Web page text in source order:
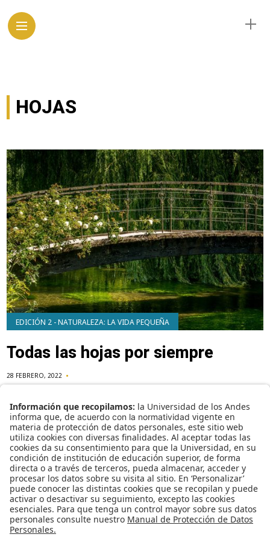
HOJAS
EDICIÓN 2 - NATURALEZA: LA VIDA PEQUEÑA
Todas las hojas por siempre
28 FEBRERO, 2022